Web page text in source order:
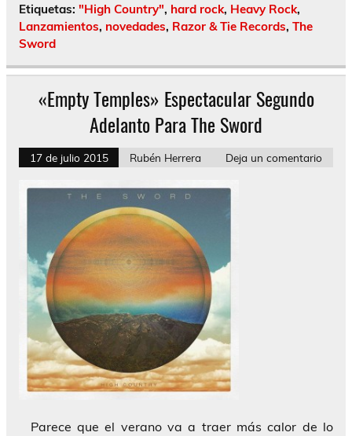
Etiquetas: "High Country", hard rock, Heavy Rock,
Lanzamientos, novedades, Razor & Tie Records, The
Sword
«Empty Temples» Espectacular Segundo
Adelanto Para The Sword
17 de julio 2015 Rubén Herrera Deja un comentario
Parece que el verano va a traer más calor de lo